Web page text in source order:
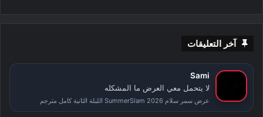
آخر التعليقات
Sami
لا يتحمل معي العرض ما المشكله
عرض سمر سلام SummerSlam 2026 الليلة الثانية كامل مترجم